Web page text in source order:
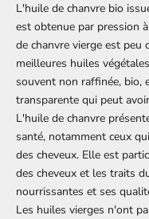
L'huile de chanvre bio
est obtenue par pression
de chanvre vierge est peu
meilleures huiles
souvent non raffinée, bio,
transparente qui peut
L'huile de chanvre
santé, notamment ceux
des cheveux. Elle est
des cheveux et les traits
nourrissantes et ses
Les huiles vierges n'ont